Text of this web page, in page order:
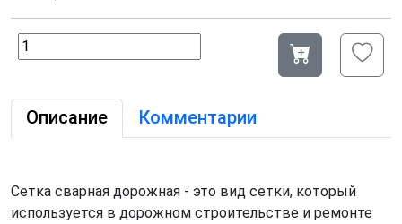
Описание Комментарии
Сетка сварная дорожная - это вид сетки, который
используется в дорожном строительстве и ремонте